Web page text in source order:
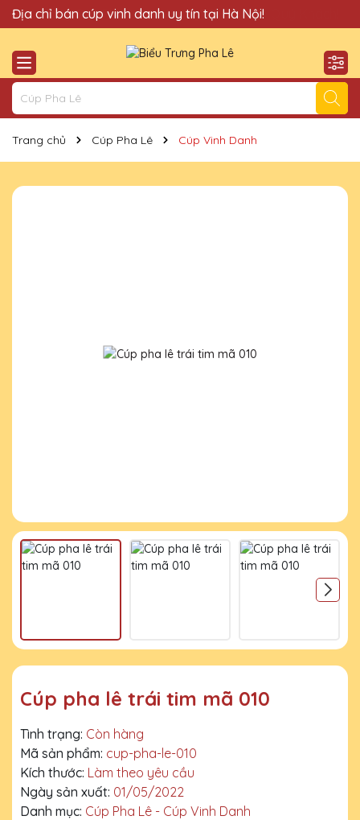
Quà Tặng Cúp Pha Lê Hà Nội QTG xin chào Quý Khách!
Địa chỉ bán cúp vinh danh uy tín tại Hà Nội!
Trang chủ Cúp Pha Lê Cúp Vinh Danh
Cúp pha lê trái tim mã 010
Tình trạng: Còn hàng
Mã sản phẩm: cup-pha-le-010
Kích thước: Làm theo yêu cầu
Ngày sản xuất: 01/05/2022
Danh mục: Cúp Pha Lê - Cúp Vinh Danh